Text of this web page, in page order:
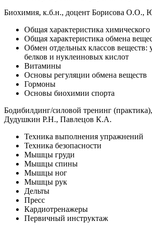
Биохимия, к.б.н., доцент Борисова О.О.,
Общая характеристика химического
Общая характеристика обмена
Обмен отдельных классов веществ:
белков и нуклеиновых кислот
Витамины
Основы регуляции обмена веществ
Гормоны
Основы биохимии спорта
Бодибилдинг/силовой тренинг
Дудушкин Р.Н., Павлецов К.А.
Техника выполнения упражнений
Техника безопасности
Мышцы груди
Мышцы спины
Мышцы ног
Мышцы рук
Дельты
Пресс
Кардиотренажеры
Первичный инструктаж